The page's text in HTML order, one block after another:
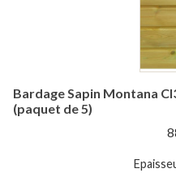
Bardage Sapin Montana
(paquet de 5)